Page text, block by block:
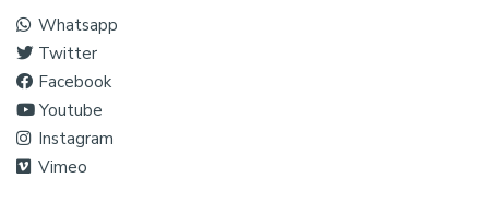
Whatsapp
Twitter
Facebook
Youtube
Instagram
Vimeo